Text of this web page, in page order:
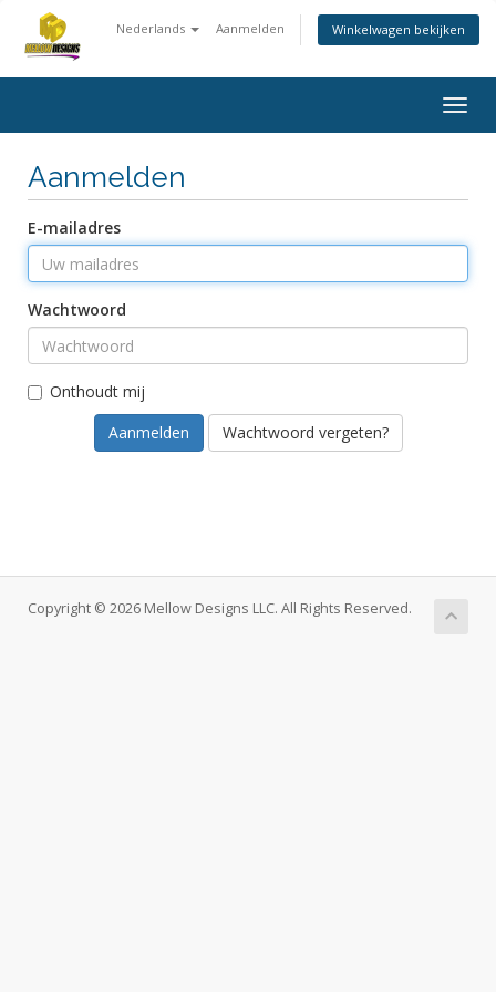
Nederlands Aanmelden Winkelwagen bekijken
Aanmelden
E-mailadres
Wachtwoord
Onthoudt mij
Wachtwoord vergeten?
Copyright © 2026 Mellow Designs LLC. All Rights Reserved.